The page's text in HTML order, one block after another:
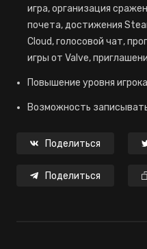
игра, организация
почета, достижения
Сloud, голосовой чат,
игры от Valve,
Повышение уровня
Возможность
Поделиться
Поделиться